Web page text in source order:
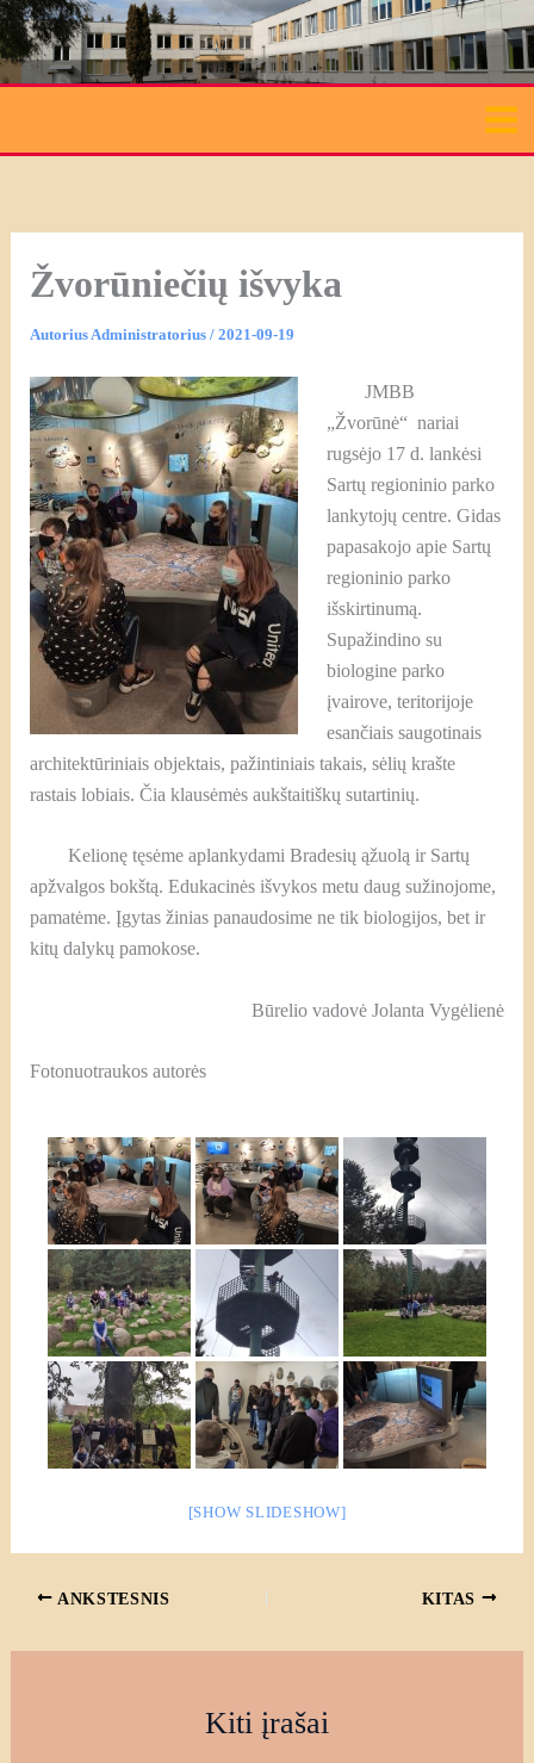
Pereiti
prie
turinio
Žvorūniečių išvyka
AutoriusAdministratorius / 2021-09-19
JMBB
„Žvorūnė“ nariai
rugsėjo 17 d. lankėsi
Sartų regioninio parko
lankytojų centre. Gidas
papasakojo apie Sartų
regioninio parko
išskirtinumą.
Supažindino su
biologine parko
įvairove, teritorijoje
esančiais saugotinais
architektūriniais objektais, pažintiniais takais, sėlių krašte
rastais lobiais. Čia klausėmės aukštaitiškų sutartinių.
Kelionę tęsėme aplankydami Bradesių ąžuolą ir Sartų
apžvalgos bokštą. Edukacinės išvykos metu daug sužinojome,
pamatėme. Įgytas žinias panaudosime ne tik biologijos, bet ir
kitų dalykų pamokose.
Būrelio vadovė Jolanta Vygėlienė
Fotonuotraukos autorės
[SHOW SLIDESHOW]
ANKSTESNIS KITAS
Kiti įrašai